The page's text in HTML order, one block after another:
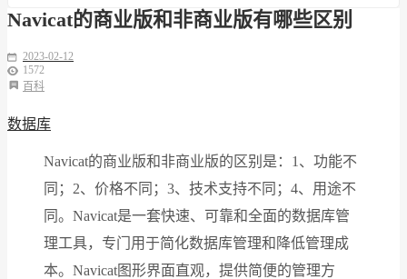
Navicat的商业版和非商业版有哪些区别
2023-02-12
1572
百科
数据库
Navicat的商业版和非商业版的区别是：1、功能不
同；2、价格不同；3、技术支持不同；4、用途不
同。Navicat是一套快速、可靠和全面的数据库管
理工具，专门用于简化数据库管理和降低管理成
本。Navicat图形界面直观，提供简便的管理方